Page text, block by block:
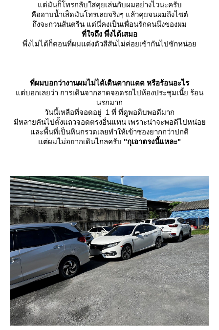
ต่มันก็โทรกลับใสคุยเล่นกับผมอย่างไวนะครับ
คืออาบน้ำเส็ดมันโทรเลยจริงๆ แล้วคุยจนผมถึงไซต์
ถึงจะกวนส้นตรีน แต่นี่คงเป็นเพื่อนรักคนนึงของผม
ที่ใจถึง พึ่งได้เสมอ
พึ่งไม่ได้ก็ตอนที่ผมแต่งตัวสีสันไม่ค่อยเข้ากันไปซักหน่อ
ที่ผมบอกว่างานผมไม่ได้เดินตากแดด หรือร้อนอะไร
ต่บอกเลยว่า การเดินจากลาดจอดรถไปห้องประชุมเนี้ย ร้อน
นรกมาก
วันนี้เหลือที่จอดอยู่ 1 ที่ ที่ดูพอดิบพอดีมาก
มีหลายคันไปตั้งแถวจอดตรงอื่นแทน เพราะน่าจะพอดีไปหน่อ
ละพื้นที่เป็นหินกรวดเลยทำให้เข้าซองยากกว่าปกติ
ต่ผมไม่อยากเดินไกลครับ "กุเอาตรงนี้แหละ"